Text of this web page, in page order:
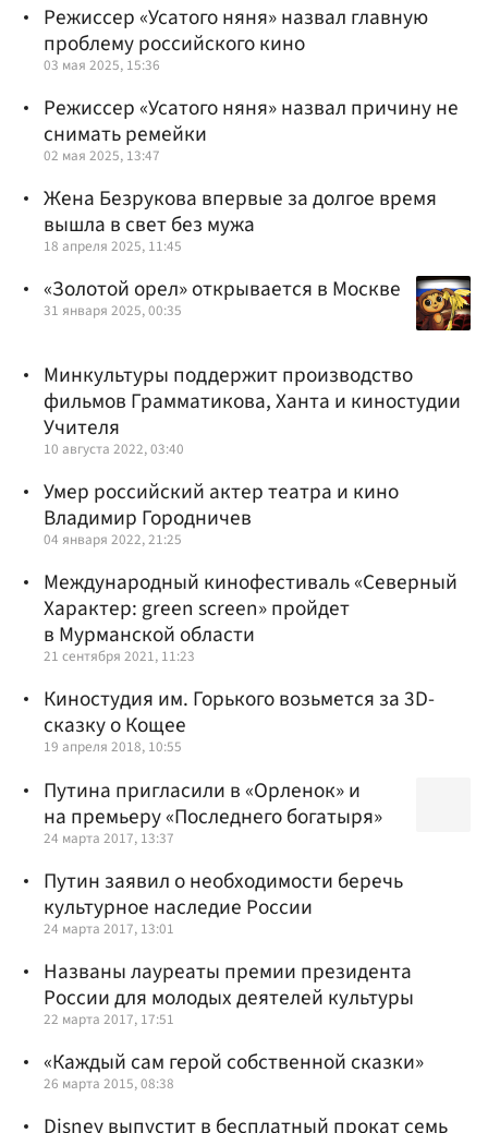
Режиссер «Усатого няня» назвал главную
проблему российского кино
03 мая 2025, 15:36
Режиссер «Усатого няня» назвал причину не
снимать ремейки
02 мая 2025, 13:47
Жена Безрукова впервые за долгое время
вышла в свет без мужа
18 апреля 2025, 11:45
«Золотой орел» открывается в Москве
31 января 2025, 00:35
Минкультуры поддержит производство
фильмов Грамматикова, Ханта и киностудии
Учителя
10 августа 2022, 03:40
Умер российский актер театра и кино
Владимир Городничев
04 января 2022, 21:25
Международный кинофестиваль «Северный
Характер: green screen» пройдет
в Мурманской области
21 сентября 2021, 11:23
Киностудия им. Горького возьмется за 3D-
сказку о Кощее
19 апреля 2018, 10:55
Путина пригласили в «Орленок» и
на премьеру «Последнего богатыря»
24 марта 2017, 13:37
Путин заявил о необходимости беречь
культурное наследие России
24 марта 2017, 13:01
Названы лауреаты премии президента
России для молодых деятелей культуры
22 марта 2017, 17:51
«Каждый сам герой собственной сказки»
26 марта 2015, 08:38
Disney выпустит в бесплатный прокат семь